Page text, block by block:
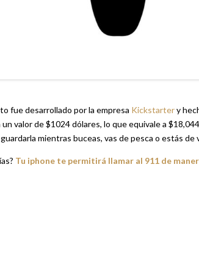
fue desarrollado por la empresa Kickstartery
valor de $1024 dólares, lo que equivale a
mientras buceas, vas de pesca o estás de
Tu iphone te permitirá llamar al 911 de